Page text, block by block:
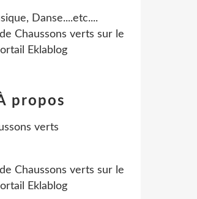
Danse....etc....
Chaussons verts sur le
Eklablog
propos
Chaussons verts sur le
Eklablog